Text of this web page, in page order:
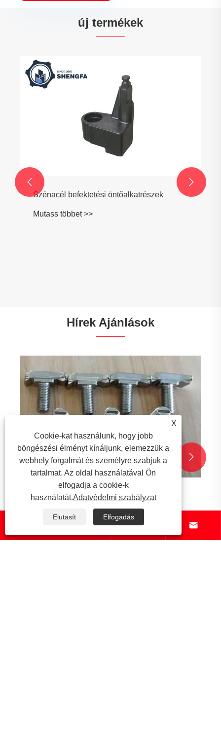
új termékek
Szénacél befektetési öntőalkatrészek
Mutass többet >>
 
Hírek Ajánlások
A T-csavarok fő alkalmazásmezői
Mutass többet >>
 
 
X
Cookie-kat használunk, hogy jobb
böngészési élményt kínáljunk, elemezzük a
webhely forgalmát és személyre szabjuk a
tartalmat. Az oldal használatával Ön
elfogadja a cookie-k
használatát.Adatvédelmi szabályzat
Elutasít Elfogadás